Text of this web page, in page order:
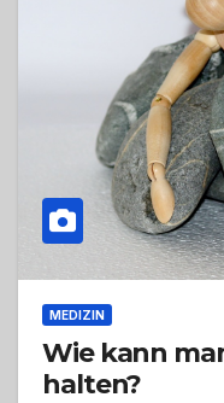
MEDIZIN
Wie kann
halten?